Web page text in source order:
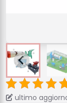
ultimo